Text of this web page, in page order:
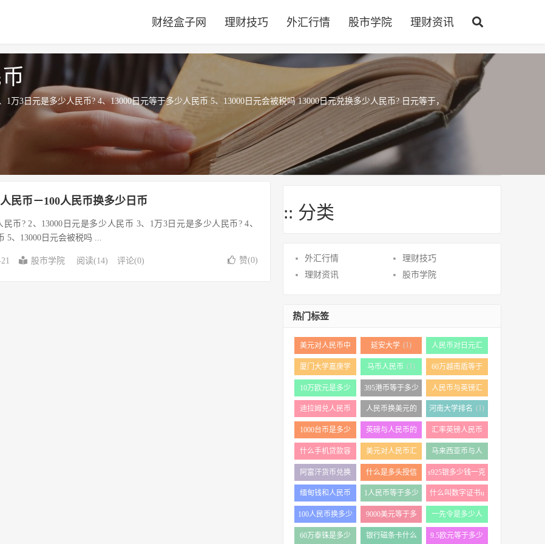
财经盒子网 理财技巧 外汇行情 股市学院 理财资讯
1万3日元是多少人民币? 4、13000日元等于多少人民币 5、13000日元会被税吗 13000日元兑换多少人民币? 日元等于，
民币－100人民币换多少日币
民币? 2、13000日元是多少人民币 3、1万3日元是多少人民币? 4、
5、13000日元会被税吗 ...
股市学院 阅读(14) 评论(0) 赞(0)
:: 分类
外汇行情
理财技巧
理财资讯
股市学院
热门标签
美元对人民币中
间价 (1)
延安大学 (1)
人民币对日元汇
率 (1)
厦门大学嘉庚学
院综合教务系统
(1)
马币人民币 (1)
60万越南盾等于
多少人民币 (1)
10万欧元是多少
人民币 (1)
395港币等于多少
人民币 (1)
人民币与英镑汇
率 (1)
迪拉姆兑人民币
(1)
人民币换美元的
汇率 (1)
河南大学排名 (1)
1000台币是多少
人民币 (3)
英磅与人民币的
汇率 (1)
汇率英镑人民币
(1)
什么手机贷款容
易下款 (1)
美元对人民币汇
率今日汇率 (1)
马来西亚币与人
民币汇率 (1)
阿富汗货币兑换
人民币 (1)
什么是多头授信
(1)
s925银多少钱一克
(2)
缅甸钱和人民币
汇率 (1)
1人民币等于多少
新加坡币 (1)
什么叫数字证书u
盾 (1)
100人民币换多少
澳币 (1)
9000美元等于多
少人民币 (1)
一先令是多少人
民币 (1)
60万泰铢是多少
银行磁条卡什么
9.5欧元等于多少